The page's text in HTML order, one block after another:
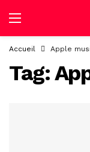
Accueil Apple
Tag: